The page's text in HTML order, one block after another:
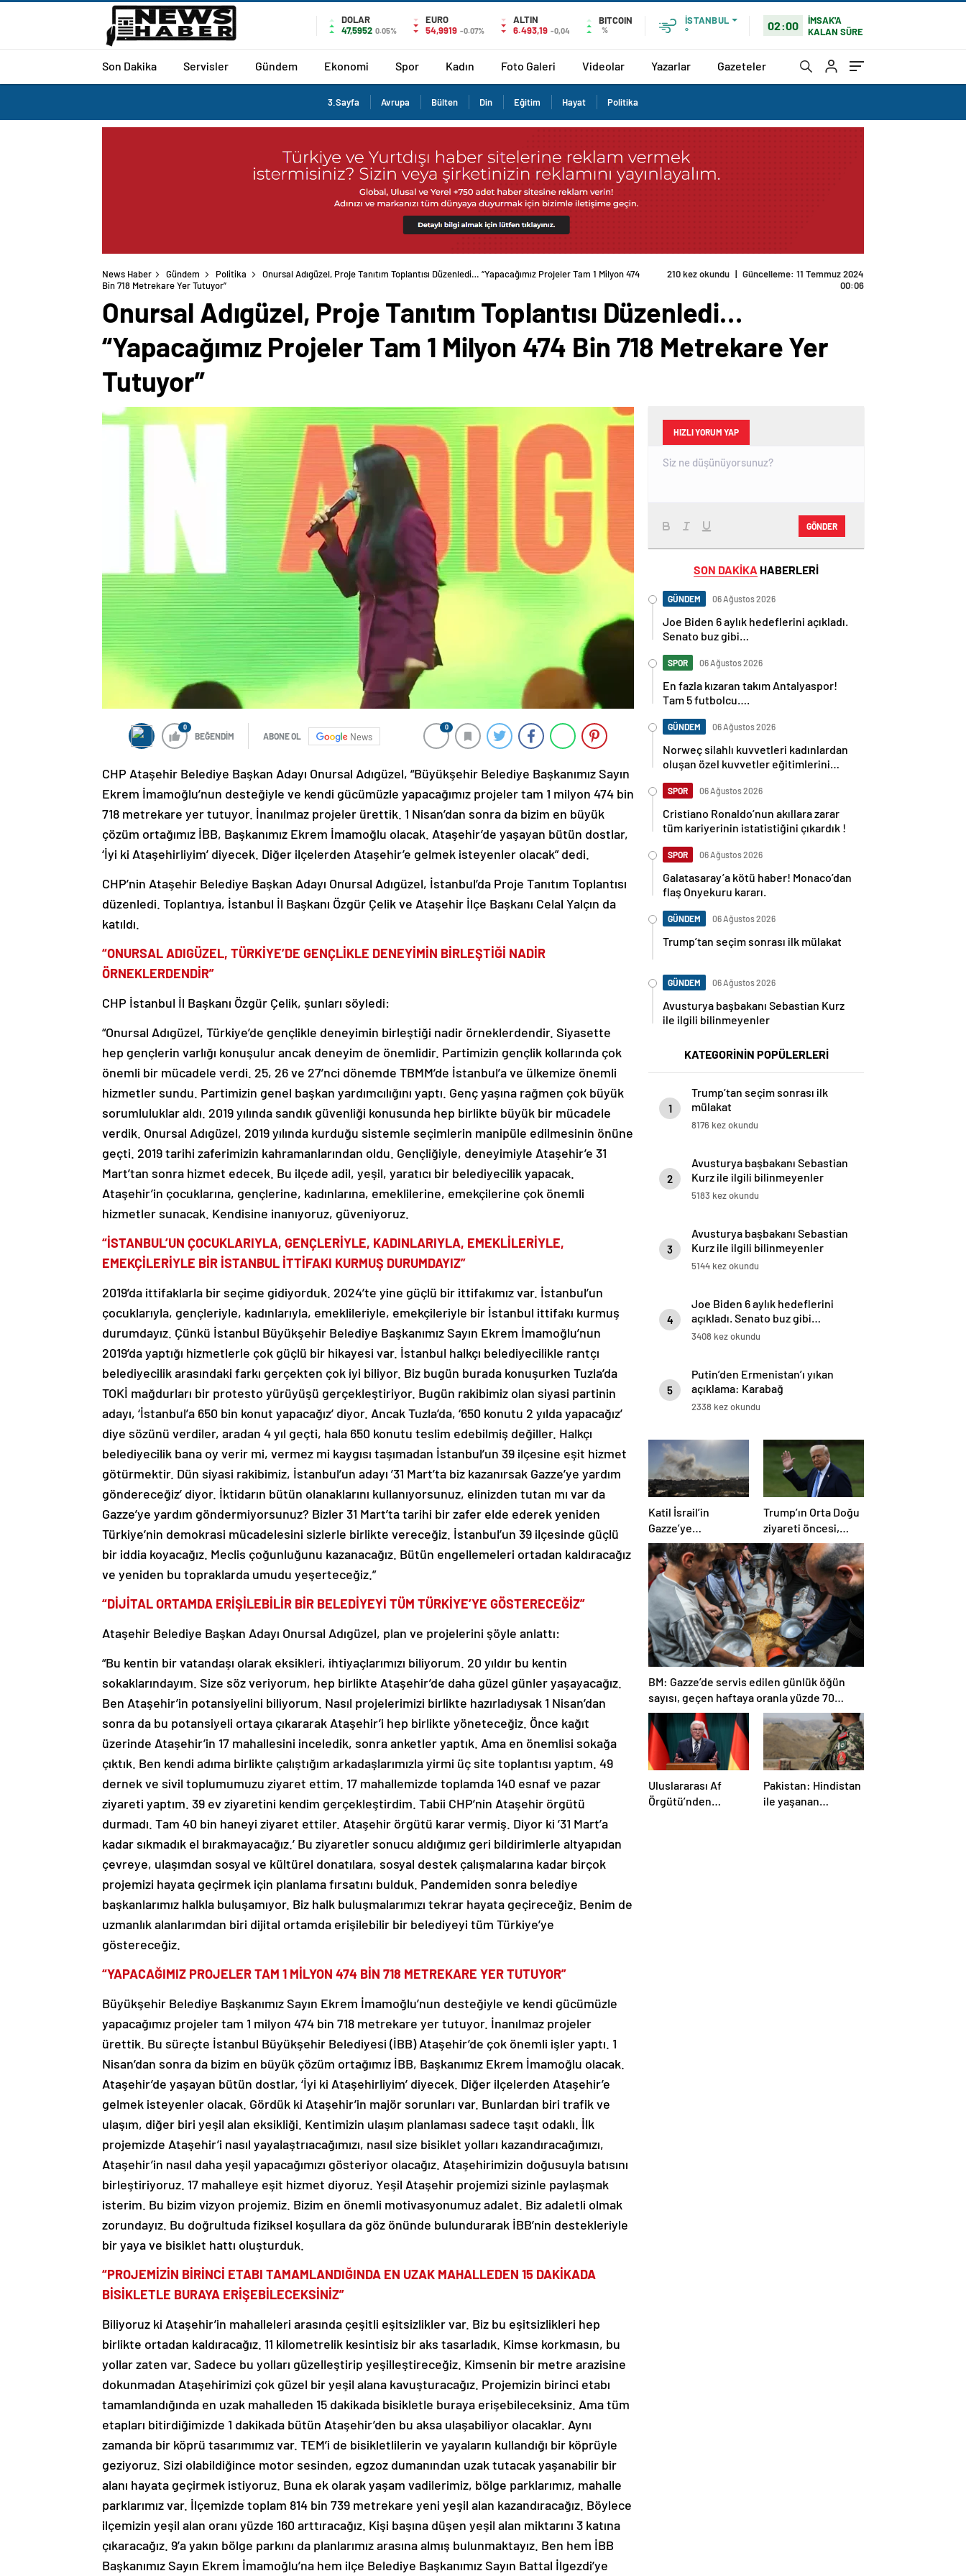
DOLAR
47,5952 0.05%
EURO
54,9919 -0.07%
ALTIN
6.493,19 -0,04
BITCOIN
%
İSTANBUL
°
02:00
İMSAK'A
KALAN SÜRE
Son Dakika Servisler Gündem Ekonomi Spor Kadın Foto Galeri Videolar Yazarlar Gazeteler
3.Sayfa Avrupa Bülten Din Eğitim Hayat Politika
News Haber Gündem Politika
Onursal Adıgüzel, Proje Tanıtım Toplantısı Düzenledi… “Yapacağımız Projeler Tam 1 Milyon 474
Bin 718 Metrekare Yer Tutuyor”
210 kez okundu | Güncelleme: 11 Temmuz 2024
00:06
Onursal Adıgüzel, Proje Tanıtım Toplantısı Düzenledi…
“Yapacağımız Projeler Tam 1 Milyon 474 Bin 718 Metrekare Yer
Tutuyor”
0
BEĞENDİM ABONE OL News
0
CHP Ataşehir Belediye Başkan Adayı Onursal Adıgüzel, “Büyükşehir Belediye Başkanımız Sayın
Ekrem İmamoğlu’nun desteğiyle ve kendi gücümüzle yapacağımız projeler tam 1 milyon 474 bin
718 metrekare yer tutuyor. İnanılmaz projeler ürettik. 1 Nisan’dan sonra da bizim en büyük
çözüm ortağımız İBB, Başkanımız Ekrem İmamoğlu olacak. Ataşehir’de yaşayan bütün dostlar,
‘İyi ki Ataşehirliyim’ diyecek. Diğer ilçelerden Ataşehir’e gelmek isteyenler olacak” dedi.
CHP’nin Ataşehir Belediye Başkan Adayı Onursal Adıgüzel, İstanbul’da Proje Tanıtım Toplantısı
düzenledi. Toplantıya, İstanbul İl Başkanı Özgür Çelik ve Ataşehir İlçe Başkanı Celal Yalçın da
katıldı.
“ONURSAL ADIGÜZEL, TÜRKİYE’DE GENÇLİKLE DENEYİMİN BİRLEŞTİĞİ NADİR
ÖRNEKLERDENDİR”
CHP İstanbul İl Başkanı Özgür Çelik, şunları söyledi:
“Onursal Adıgüzel, Türkiye’de gençlikle deneyimin birleştiği nadir örneklerdendir. Siyasette
hep gençlerin varlığı konuşulur ancak deneyim de önemlidir. Partimizin gençlik kollarında çok
önemli bir mücadele verdi. 25, 26 ve 27’nci dönemde TBMM’de İstanbul’a ve ülkemize önemli
hizmetler sundu. Partimizin genel başkan yardımcılığını yaptı. Genç yaşına rağmen çok büyük
sorumluluklar aldı. 2019 yılında sandık güvenliği konusunda hep birlikte büyük bir mücadele
verdik. Onursal Adıgüzel, 2019 yılında kurduğu sistemle seçimlerin manipüle edilmesinin önüne
geçti. 2019 tarihi zaferimizin kahramanlarından oldu. Gençliğiyle, deneyimiyle Ataşehir’e 31
Mart’tan sonra hizmet edecek. Bu ilçede adil, yeşil, yaratıcı bir belediyecilik yapacak.
Ataşehir’in çocuklarına, gençlerine, kadınlarına, emeklilerine, emekçilerine çok önemli
hizmetler sunacak. Kendisine inanıyoruz, güveniyoruz.
“İSTANBUL’UN ÇOCUKLARIYLA, GENÇLERİYLE, KADINLARIYLA, EMEKLİLERİYLE,
EMEKÇİLERİYLE BİR İSTANBUL İTTİFAKI KURMUŞ DURUMDAYIZ”
2019’da ittifaklarla bir seçime gidiyorduk. 2024’te yine güçlü bir ittifakımız var. İstanbul’un
çocuklarıyla, gençleriyle, kadınlarıyla, emeklileriyle, emekçileriyle bir İstanbul ittifakı kurmuş
durumdayız. Çünkü İstanbul Büyükşehir Belediye Başkanımız Sayın Ekrem İmamoğlu’nun
2019’da yaptığı hizmetlerle çok güçlü bir hikayesi var. İstanbul halkçı belediyecilikle rantçı
belediyecilik arasındaki farkı gerçekten çok iyi biliyor. Biz bugün burada konuşurken Tuzla’da
TOKİ mağdurları bir protesto yürüyüşü gerçekleştiriyor. Bugün rakibimiz olan siyasi partinin
adayı, ‘İstanbul’a 650 bin konut yapacağız’ diyor. Ancak Tuzla’da, ‘650 konutu 2 yılda yapacağız’
diye sözünü verdiler, aradan 4 yıl geçti, hala 650 konutu teslim edebilmiş değiller. Halkçı
belediyecilik bana oy verir mi, vermez mi kaygısı taşımadan İstanbul’un 39 ilçesine eşit hizmet
götürmektir. Dün siyasi rakibimiz, İstanbul’un adayı ’31 Mart’ta biz kazanırsak Gazze’ye yardım
göndereceğiz’ diyor. İktidarın bütün olanaklarını kullanıyorsunuz, elinizden tutan mı var da
Gazze’ye yardım göndermiyorsunuz? Bizler 31 Mart’ta tarihi bir zafer elde ederek yeniden
Türkiye’nin demokrasi mücadelesini sizlerle birlikte vereceğiz. İstanbul’un 39 ilçesinde güçlü
bir iddia koyacağız. Meclis çoğunluğunu kazanacağız. Bütün engellemeleri ortadan kaldıracağız
ve yeniden bu topraklarda umudu yeşerteceğiz.”
“DİJİTAL ORTAMDA ERİŞİLEBİLİR BİR BELEDİYEYİ TÜM TÜRKİYE’YE GÖSTERECEĞİZ”
Ataşehir Belediye Başkan Adayı Onursal Adıgüzel, plan ve projelerini şöyle anlattı:
“Bu kentin bir vatandaşı olarak eksikleri, ihtiyaçlarımızı biliyorum. 20 yıldır bu kentin
sokaklarındayım. Size söz veriyorum, hep birlikte Ataşehir’de daha güzel günler yaşayacağız.
Ben Ataşehir’in potansiyelini biliyorum. Nasıl projelerimizi birlikte hazırladıysak 1 Nisan’dan
sonra da bu potansiyeli ortaya çıkararak Ataşehir’i hep birlikte yöneteceğiz. Önce kağıt
üzerinde Ataşehir’in 17 mahallesini inceledik, sonra anketler yaptık. Ama en önemlisi sokağa
çıktık. Ben kendi adıma birlikte çalıştığım arkadaşlarımızla yirmi üç site toplantısı yaptım. 49
dernek ve sivil toplumumuzu ziyaret ettim. 17 mahallemizde toplamda 140 esnaf ve pazar
ziyareti yaptım. 39 ev ziyaretini kendim gerçekleştirdim. Tabii CHP’nin Ataşehir örgütü
durmadı. Tam 40 bin haneyi ziyaret ettiler. Ataşehir örgütü karar vermiş. Diyor ki ’31 Mart’a
kadar sıkmadık el bırakmayacağız.’ Bu ziyaretler sonucu aldığımız geri bildirimlerle altyapıdan
çevreye, ulaşımdan sosyal ve kültürel donatılara, sosyal destek çalışmalarına kadar birçok
projemizi hayata geçirmek için planlama fırsatını bulduk. Pandemiden sonra belediye
başkanlarımız halkla buluşamıyor. Biz halk buluşmalarımızı tekrar hayata geçireceğiz. Benim de
uzmanlık alanlarımdan biri dijital ortamda erişilebilir bir belediyeyi tüm Türkiye’ye
göstereceğiz.
“YAPACAĞIMIZ PROJELER TAM 1 MİLYON 474 BİN 718 METREKARE YER TUTUYOR”
Büyükşehir Belediye Başkanımız Sayın Ekrem İmamoğlu’nun desteğiyle ve kendi gücümüzle
yapacağımız projeler tam 1 milyon 474 bin 718 metrekare yer tutuyor. İnanılmaz projeler
ürettik. Bu süreçte İstanbul Büyükşehir Belediyesi (İBB) Ataşehir’de çok önemli işler yaptı. 1
Nisan’dan sonra da bizim en büyük çözüm ortağımız İBB, Başkanımız Ekrem İmamoğlu olacak.
Ataşehir’de yaşayan bütün dostlar, ‘İyi ki Ataşehirliyim’ diyecek. Diğer ilçelerden Ataşehir’e
gelmek isteyenler olacak. Gördük ki Ataşehir’in majör sorunları var. Bunlardan biri trafik ve
ulaşım, diğer biri yeşil alan eksikliği. Kentimizin ulaşım planlaması sadece taşıt odaklı. İlk
projemizde Ataşehir’i nasıl yayalaştrıacağımızı, nasıl size bisiklet yolları kazandıracağımızı,
Ataşehir’in nasıl daha yeşil yapacağımızı gösteriyor olacağız. Ataşehirimizin doğusuyla batısını
birleştiriyoruz. 17 mahalleye eşit hizmet diyoruz. Yeşil Ataşehir projemizi sizinle paylaşmak
isterim. Bu bizim vizyon projemiz. Bizim en önemli motivasyonumuz adalet. Biz adaletli olmak
zorundayız. Bu doğrultuda fiziksel koşullara da göz önünde bulundurarak İBB’nin destekleriyle
bir yaya ve bisiklet hattı oluşturduk.
“PROJEMİZİN BİRİNCİ ETABI TAMAMLANDIĞINDA EN UZAK MAHALLEDEN 15 DAKİKADA
BİSİKLETLE BURAYA ERİŞEBİLECEKSİNİZ”
Biliyoruz ki Ataşehir’in mahalleleri arasında çeşitli eşitsizlikler var. Biz bu eşitsizlikleri hep
birlikte ortadan kaldıracağız. 11 kilometrelik kesintisiz bir aks tasarladık. Kimse korkmasın, bu
yollar zaten var. Sadece bu yolları güzelleştirip yeşilleştireceğiz. Kimsenin bir metre arazisine
dokunmadan Ataşehirimizi çok güzel bir yeşil alana kavuşturacağız. Projemizin birinci etabı
tamamlandığında en uzak mahalleden 15 dakikada bisikletle buraya erişebileceksiniz. Ama tüm
etapları bitirdiğimizde 1 dakikada bütün Ataşehir’den bu aksa ulaşabiliyor olacaklar. Aynı
zamanda bir köprü tasarımımız var. TEM’i de bisikletlilerin ve yayaların kullandığı bir köprüyle
geziyoruz. Sizi olabildiğince motor sesinden, egzoz dumanından uzak tutacak yaşanabilir bir
alanı hayata geçirmek istiyoruz. Buna ek olarak yaşam vadilerimiz, bölge parklarımız, mahalle
parklarımız var. İlçemizde toplam 814 bin 739 metrekare yeni yeşil alan kazandıracağız. Böylece
ilçemizin yeşil alan oranı yüzde 160 arttıracağız. Kişi başına düşen yeşil alan miktarını 3 katına
çıkaracağız. 9’a yakın bölge parkını da planlarımız arasına almış bulunmaktayız. Ben hem İBB
Başkanımız Sayın Ekrem İmamoğlu’na hem ilçe Belediye Başkanımız Sayın Battal İlgezdi’ye
HIZLI YORUM YAP
GÖNDER
SON DAKİKA HABERLERİ
GÜNDEM 06 Ağustos 2026
Joe Biden 6 aylık hedeflerini açıkladı.
Senato buz gibi…
SPOR 06 Ağustos 2026
En fazla kızaran takım Antalyaspor!
Tam 5 futbolcu….
GÜNDEM 06 Ağustos 2026
Norweç silahlı kuvvetleri kadınlardan
oluşan özel kuvvetler eğitimlerini
SPOR 06 Ağustos 2026
Cristiano Ronaldo’nun akıllara zarar
tüm kariyerinin istatistiğini çıkardık !
SPOR 06 Ağustos 2026
Galatasaray’a kötü haber! Monaco’dan
flaş Onyekuru kararı.
GÜNDEM 06 Ağustos 2026
Trump’tan seçim sonrası ilk mülakat
GÜNDEM 06 Ağustos 2026
Avusturya başbakanı Sebastian Kurz
ile ilgili bilinmeyenler
KATEGORİNİN POPÜLERLERİ
1
Trump’tan seçim sonrası ilk
mülakat
8176 kez okundu
2
Avusturya başbakanı Sebastian
Kurz ile ilgili bilinmeyenler
5183 kez okundu
3
Avusturya başbakanı Sebastian
Kurz ile ilgili bilinmeyenler
5144 kez okundu
4
Joe Biden 6 aylık hedeflerini
açıkladı. Senato buz gibi…
3408 kez okundu
5
Putin’den Ermenistan’ı yıkan
açıklama: Karabağ
Azerbaycan’ın ayrılmaz bir
2338 kez okundu
Katil İsrail’in
Gazze’ye
düzenlediği
saldırıda bir aile
daha yok oldu
Trump’ın Orta Doğu
ziyareti öncesi,
BAE’ye 1,45 milyar
dolarlık silah satışı
teklifi
BM: Gazze’de servis edilen günlük öğün
sayısı, geçen haftaya oranla yüzde 70
azaldı
Uluslararası Af
Örgütü’nden
Pakistan: Hindistan
ile yaşanan